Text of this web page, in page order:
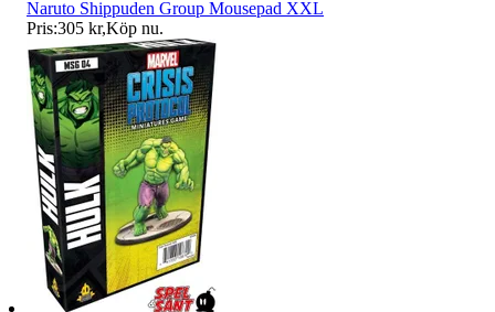
Naruto Shippuden Group Mousepad XXL
Pris:305 kr,Köp nu.